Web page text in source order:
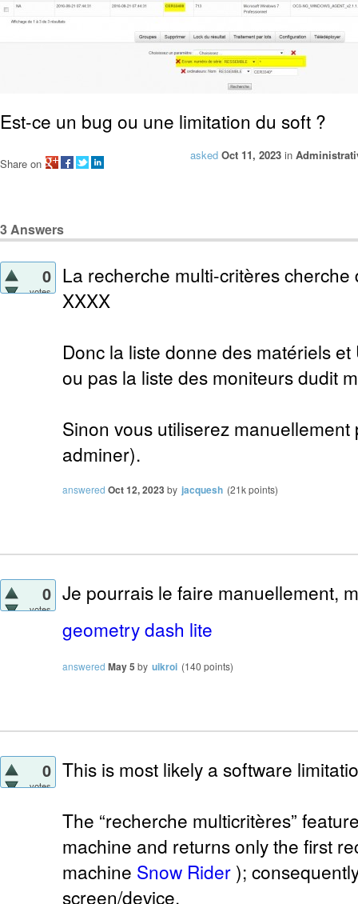
Est-ce un bug ou une limitation du soft ?
asked Oct 11, 2023 in
Share on
3Answers
0
votes
La recherche multi-critères cherche
XXXX
Donc la liste donne des matériels
ou pas la liste des moniteurs dudit
Sinon vous utiliserez
adminer).
answered Oct 12, 2023 by jacquesh (21kpoints)
0
votes
Je pourrais le faire manuellement,
geometry dash lite
answered May 5 by uikroi (140 points)
0
votes
This is most likely a software
The “recherche multicritères”
machine and returns only the first
machine Snow Rider );
screen/device.